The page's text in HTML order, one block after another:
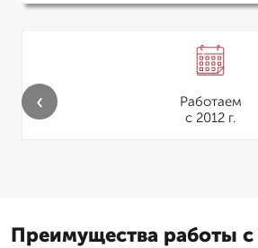
Работаем
с 2012 г.
‹
Преимущества работы